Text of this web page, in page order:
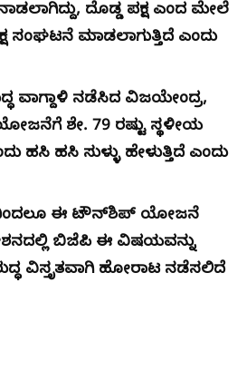
ದೊಡ್ಡ ಪಕ್ಷ ಎಂದ ಮೇಲೆ
ಸಂಘಟನೆ ಮಾಡಲಾಗುತ್ತಿದೆ ಎಂದು
ವಾಗ್ದಾಳಿ ನಡೆಸಿದ ವಿಜಯೇಂದ್ರ,
ಶೇ. 79 ರಷ್ಟು ಸ್ಥಳೀಯ
ಹಸಿ ಹಸಿ ಸುಳ್ಳು ಹೇಳುತ್ತಿದೆ ಎಂದು
ಈ ಟೌನ್‌ಶಿಪ್ ಯೋಜನೆ
ಬಿಜೆಪಿ ಈ ವಿಷಯವನ್ನು
ವಿಸ್ತೃತವಾಗಿ ಹೋರಾಟ ನಡೆಸಲಿದೆ